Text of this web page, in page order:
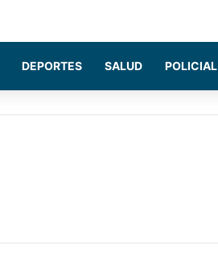
DEPORTES SALUD POLICIAL